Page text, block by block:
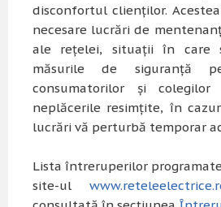
disconfortul clienților.
necesare lucrări de
ale rețelei, situații în care
măsurile de siguranță
consumatorilor și colegilor
neplăcerile resimțite, în
lucrări vă perturbă temporar
Lista întreruperilor
site-ul